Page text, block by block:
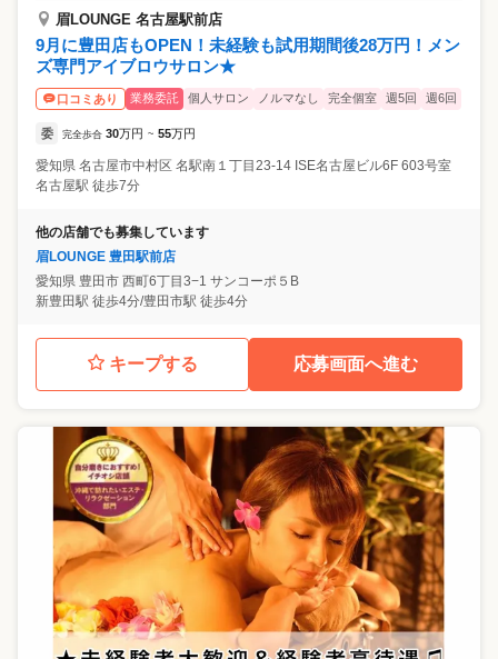
眉LOUNGE 名古屋駅前店
9月に豊田店もOPEN！未経験も試用期間後28万円！メン
ズ専門アイブロウサロン★
口コミあり 業務委託 個人サロン ノルマなし 完全個室 週5回 週6回
委 完全歩合 30万円 ~ 55万円
愛知県 名古屋市中村区 名駅南１丁目23-14 ISE名古屋ビル6F 603号室
名古屋駅 徒歩7分
他の店舗でも募集しています
眉LOUNGE 豊田駅前店
愛知県 豊田市 西町6丁目3−1 サンコーポ５B
新豊田駅 徒歩4分/豊田市駅 徒歩4分
キープする 応募画面へ進む